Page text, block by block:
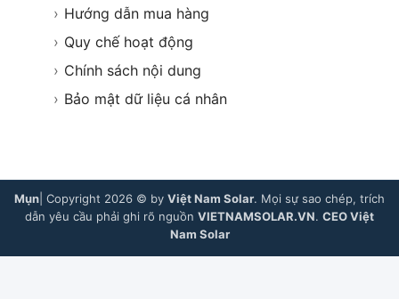
› Hướng dẫn mua hàng
› Quy chế hoạt động
› Chính sách nội dung
› Bảo mật dữ liệu cá nhân
Mụn | Copyright 2026 © by Việt Nam Solar. Mọi sự sao chép, trích
dẫn yêu cầu phải ghi rõ nguồn VIETNAMSOLAR.VN. CEO Việt
Nam Solar